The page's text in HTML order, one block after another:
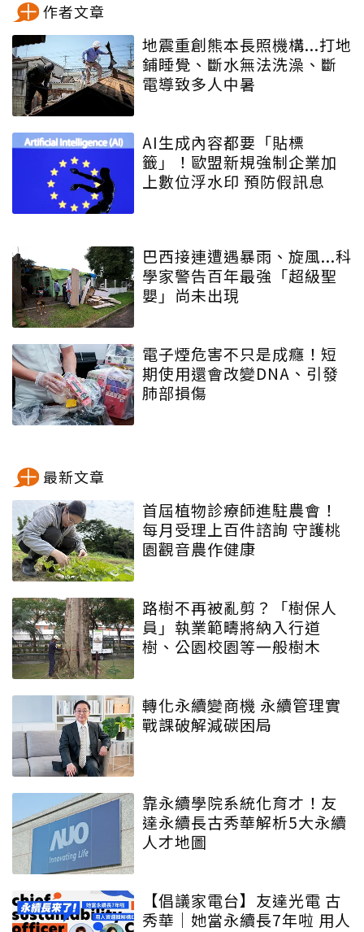
作者文章
地震重創熊本長照機構...打地
鋪睡覺、斷水無法洗澡、斷
電導致多人中暑
AI生成內容都要「貼標
籤」！歐盟新規強制企業加
上數位浮水印 預防假訊息
巴西接連遭遇暴雨、旋風...科
學家警告百年最強「超級聖
嬰」尚未出現
電子煙危害不只是成癮！短
期使用還會改變DNA、引發
肺部損傷
最新文章
首屆植物診療師進駐農會！
每月受理上百件諮詢 守護桃
園觀音農作健康
路樹不再被亂剪？「樹保人
員」執業範疇將納入行道
樹、公園校園等一般樹木
轉化永續變商機 永續管理實
戰課破解減碳困局
靠永續學院系統化育才！友
達永續長古秀華解析5大永續
人才地圖
【倡議家電台】友達光電 古
秀華｜她當永續長7年啦 用人